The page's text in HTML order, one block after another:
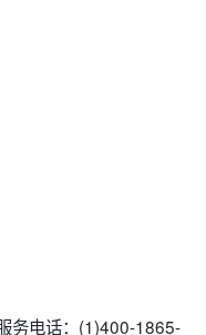
务电话：(1)400-1865-